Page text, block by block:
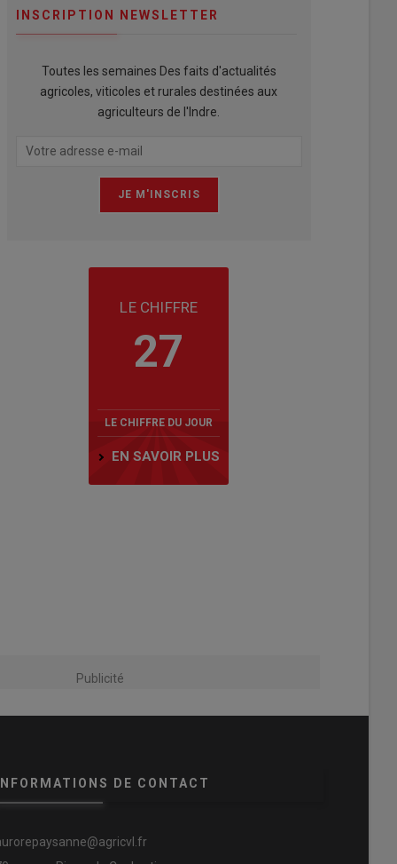
INSCRIPTION NEWSLETTER
Toutes les semaines Des faits d'actualités
agricoles, viticoles et rurales destinées aux
agriculteurs de l'Indre.
LE CHIFFRE
27
LE CHIFFRE DU JOUR
EN SAVOIR PLUS
Publicité
DE CONTACT